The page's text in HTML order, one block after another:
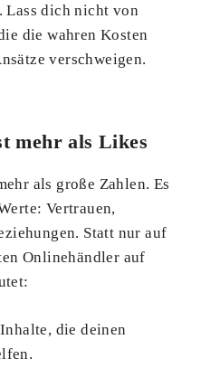
Lass dich nicht von
die wahren Kosten
verschweigen.
mehr als Likes
als große Zahlen. Es
Vertrauen,
Statt nur auf
Onlinehändler auf
die deinen